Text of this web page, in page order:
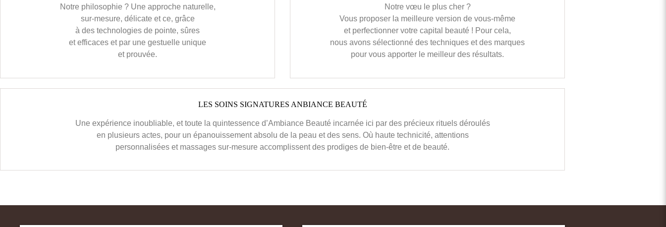
Notre philosophie ? Une approche naturelle,
sur-mesure, délicate et ce, grâce
à des technologies de pointe, sûres
et efficaces et par une gestuelle unique
et prouvée.
Notre vœu le plus cher ?
Vous proposer la meilleure version de vous-même
et perfectionner votre capital beauté ! Pour cela,
nous avons sélectionné des techniques et des marques
pour vous apporter le meilleur des résultats.
LES SOINS SIGNATURES ANBIANCE BEAUTÉ
Une expérience inoubliable, et toute la quintessence d’Ambiance Beauté incarnée ici par des précieux rituels déroulés
en plusieurs actes, pour un épanouissement absolu de la peau et des sens. Où haute technicité, attentions
personnalisées et massages sur-mesure accomplissent des prodiges de bien-être et de beauté.